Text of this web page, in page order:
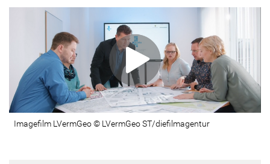
Imagefilm LVermGeo © LVermGeo ST/diefilmagentur